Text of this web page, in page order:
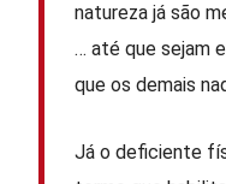
natureza já são
… até que sejam
que os demais
Já o deficiente